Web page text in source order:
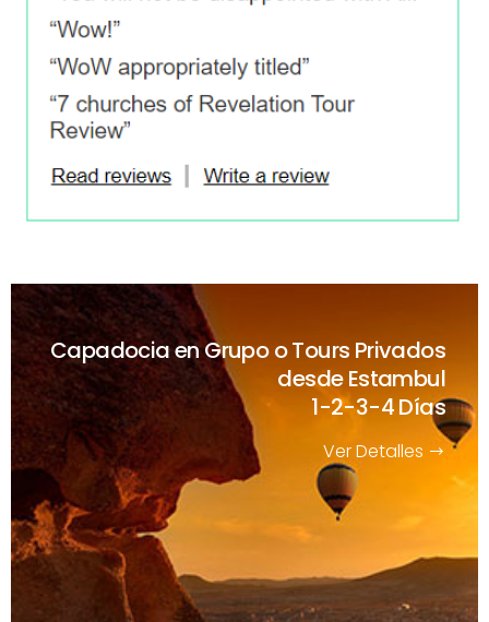
Capadocia en Grupo o Tours Privados
desde Estambul
1-2-3-4 Días
Ver Detalles